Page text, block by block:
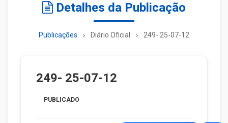
Detalhes da Publicação
Publicações Diário Oficial 249- 25-07-12
249- 25-07-12
PUBLICADO